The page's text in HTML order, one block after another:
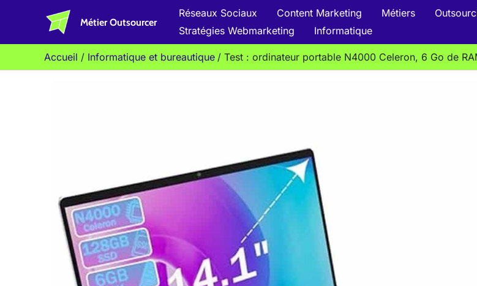
contenu
Métier Outsourcer
Réseaux Sociaux Content Marketing Métiers
Stratégies Webmarketing
Informatique
Accueil Informatique et bureautique Test : ordinateur portable N4000 Celeron, 6 Go de